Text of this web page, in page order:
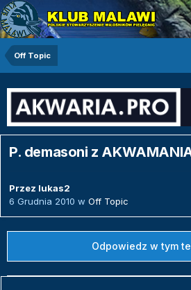
Off Topic
P. demasoni z
Przez lukas2
6 Grudnia 2010 w Off Topic
Odpowiedz w tym